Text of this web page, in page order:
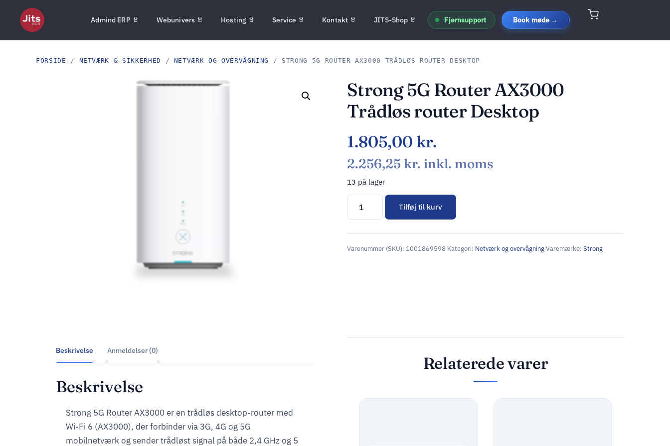
Admind ERP Webunivers Hosting Service Kontakt JITS-Shop Fjernsupport Book møde →
FORSIDE / NETVÆRK & SIKKERHED / NETVÆRK OG OVERVÅGNING / STRONG 5G ROUTER AX3000 TRÅDLØS ROUTER DESKTOP
Strong 5G Router AX3000
Trådløs router Desktop
1.805,00 kr.
2.256,25 kr. inkl. moms
13 på lager
Tilføj til kurv
Alternative:
Varenummer (SKU): 1001869598 Kategori: Netværk og overvågningVaremærke: Strong
Beskrivelse Anmeldelser (0)
Beskrivelse
Strong 5G Router AX3000 er en trådløs desktop-router med
Wi-Fi 6 (AX3000), der forbinder via 3G, 4G og 5G
mobilnetværk og sender trådløst signal på både 2,4 GHz og 5
Relaterede varer